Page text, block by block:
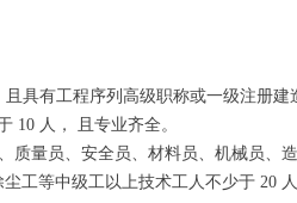
具有工程序列高级职称或一级注册
10 人， 且专业齐全。
质量员、安全员、材料员、机械员、
工等中级工以上技术工人不少于 20 人